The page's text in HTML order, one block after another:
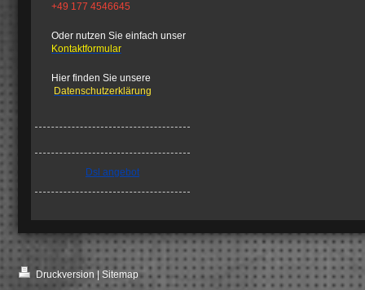
+49 177 4546645
Oder nutzen Sie einfach unser
Kontaktformular
Hier finden Sie unsere
Datenschutzerklärung
Dsl angebot
Druckversion | Sitemap